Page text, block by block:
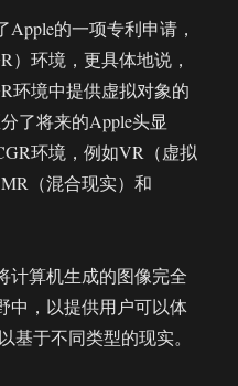
的一项专利申请，
）环境，更具体地说，
环境中提供虚拟对象的
了将来的Apple头显
环境，例如VR（虚拟
（混合现实）和
计算机生成的图像完全
中，以提供用户可以体
基于不同类型的现实。